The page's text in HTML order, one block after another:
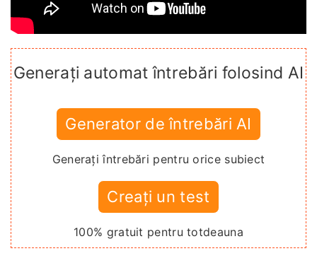
Generați automat întrebări folosind AI
Generator de întrebări AI
Generați întrebări pentru orice subiect
Creați un test
100% gratuit pentru totdeauna